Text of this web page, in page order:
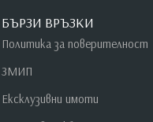
БЪРЗИ ВРЪЗКИ
Политика за поверителност
ЗМИП
Ексклузивни имоти